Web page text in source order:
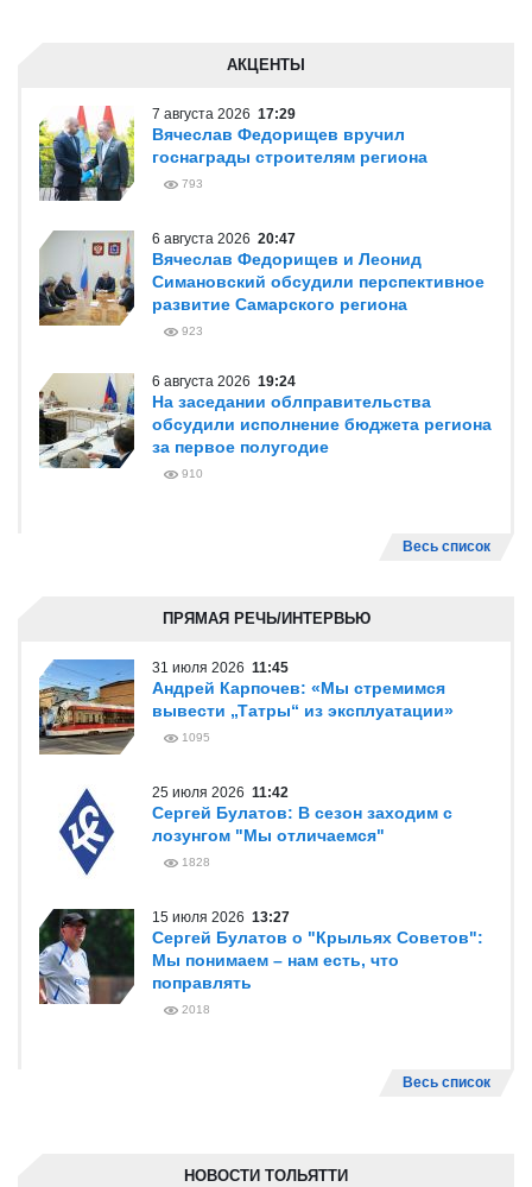
АКЦЕНТЫ
7 августа 2026 17:29
Вячеслав Федорищев вручил
госнаграды строителям региона
793
6 августа 2026 20:47
Вячеслав Федорищев и Леонид
Симановский обсудили перспективное
развитие Самарского региона
923
6 августа 2026 19:24
На заседании облправительства
обсудили исполнение бюджета региона
за первое полугодие
910
Весь список
ПРЯМАЯ РЕЧЬ/ИНТЕРВЬЮ
31 июля 2026 11:45
Андрей Карпочев: «Мы стремимся
вывести „Татры“ из эксплуатации»
1095
25 июля 2026 11:42
Сергей Булатов: В сезон заходим с
лозунгом "Мы отличаемся"
1828
15 июля 2026 13:27
Сергей Булатов о "Крыльях Советов":
Мы понимаем – нам есть, что
поправлять
2018
Весь список
НОВОСТИ ТОЛЬЯТТИ